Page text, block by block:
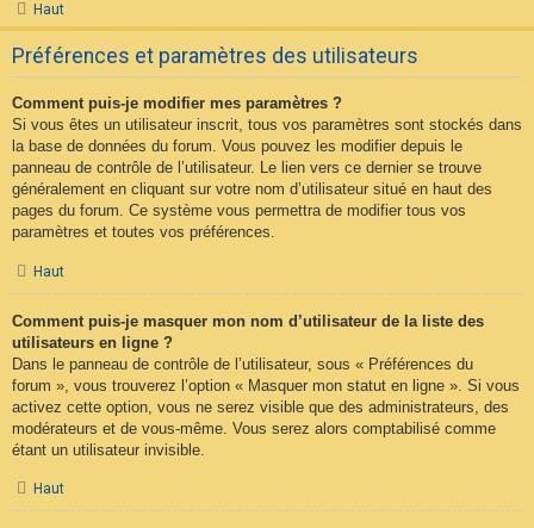
Haut
Préférences et paramètres des utilisateurs
Comment puis-je modifier mes paramètres ?
Si vous êtes un utilisateur inscrit, tous vos paramètres sont stockés dans
la base de données du forum. Vous pouvez les modifier depuis le
panneau de contrôle de l’utilisateur. Le lien vers ce dernier se trouve
généralement en cliquant sur votre nom d’utilisateur situé en haut des
pages du forum. Ce système vous permettra de modifier tous vos
paramètres et toutes vos préférences.
Haut
Comment puis-je masquer mon nom d’utilisateur de la liste des
utilisateurs en ligne ?
Dans le panneau de contrôle de l’utilisateur, sous « Préférences du
forum », vous trouverez l’option « Masquer mon statut en ligne ». Si vous
activez cette option, vous ne serez visible que des administrateurs, des
modérateurs et de vous-même. Vous serez alors comptabilisé comme
étant un utilisateur invisible.
Haut